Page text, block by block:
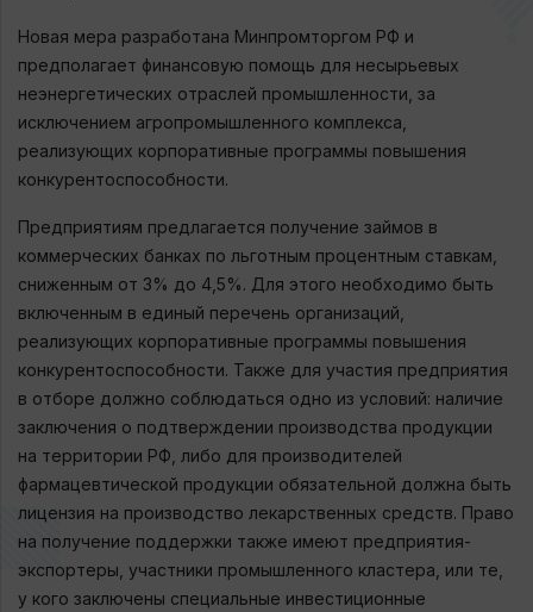
Новая мера разработана Минпромторгом РФ и
предполагает финансовую помощь для несырьевых
неэнергетических отраслей промышленности, за
исключением агропромышленного комплекса,
реализующих корпоративные программы повышения
конкурентоспособности.
Предприятиям предлагается получение займов в
коммерческих банках по льготным процентным ставкам,
сниженным от 3% до 4,5%. Для этого необходимо быть
включенным в единый перечень организаций,
реализующих корпоративные программы повышения
конкурентоспособности. Также для участия предприятия
в отборе должно соблюдаться одно из условий: наличие
заключения о подтверждении производства продукции
на территории РФ, либо для производителей
фармацевтической продукции обязательной должна быть
лицензия на производство лекарственных средств. Право
на получение поддержки также имеют предприятия-
экспортеры, участники промышленного кластера, или те,
у кого заключены специальные инвестиционные